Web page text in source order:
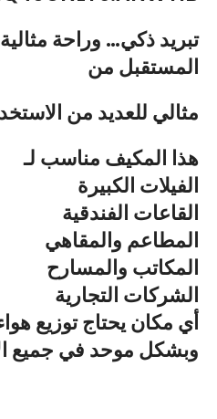
المستقبل من
مثالي للعديد من
هذا المكيف مناسب لـ
الفيلات الكبيرة
القاعات الفندقية
المطاعم والمقاهي
المكاتب والمسارح
الشركات التجارية
وبشكل موحد في جميع